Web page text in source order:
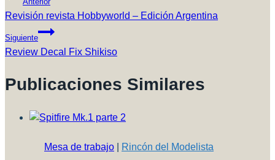
De
Entradas
Revisión revista Hobbyworld – Edición Argentina
Siguiente
Review Decal Fix Shikiso
Publicaciones Similares
Mesa de trabajo Rincón del Modelista